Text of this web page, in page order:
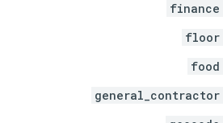
finance
floor
food
general_contractor